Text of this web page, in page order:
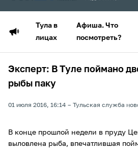
Тула в
лицах
Афиша. Что
посмотреть?
Эксперт: В Туле поймано
рыбы паку
01 июля 2016, 16:14 Тульская служба
В конце прошлой недели в пруду
выловлена рыба, впечатлившая